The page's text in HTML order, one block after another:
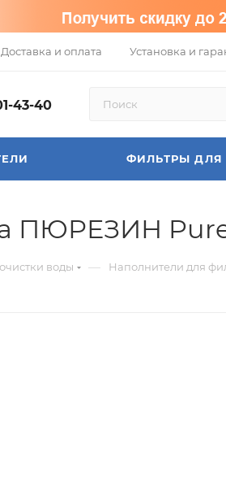
Доставка и оплата Установка и
43-40
ФИЛЬТРЫ
ПЮРЕЗИН
воды — Наполнители для